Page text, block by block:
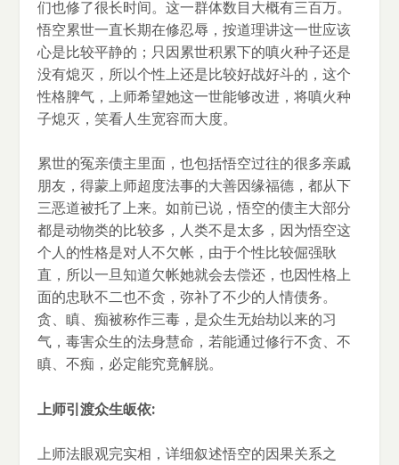
们也修了很长时间。这一群体数目大概有三百万。
悟空累世一直长期在修忍辱，按道理讲这一世应该
心是比较平静的；只因累世积累下的嗔火种子还是
没有熄灭，所以个性上还是比较好战好斗的，这个
性格脾气，上师希望她这一世能够改进，将嗔火种
子熄灭，笑看人生宽容而大度。
累世的冤亲债主里面，也包括悟空过往的很多亲戚
朋友，得蒙上师超度法事的大善因缘福德，都从下
三恶道被托了上来。如前已说，悟空的债主大部分
都是动物类的比较多，人类不是太多，因为悟空这
个人的性格是对人不欠帐，由于个性比较倔强耿
直，所以一旦知道欠帐她就会去偿还，也因性格上
面的忠耿不二也不贪，弥补了不少的人情债务。
贪、瞋、痴被称作三毒，是众生无始劫以来的习
气，毒害众生的法身慧命，若能通过修行不贪、不
瞋、不痴，必定能究竟解脱。
上师引渡众生皈依:
上师法眼观完实相，详细叙述悟空的因果关系之